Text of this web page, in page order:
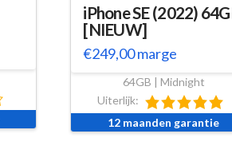
iPhone SE (2022)
[NIEUW]
€249,00marge
64GB | Midnight
Uiterlijk:
12 maanden garantie